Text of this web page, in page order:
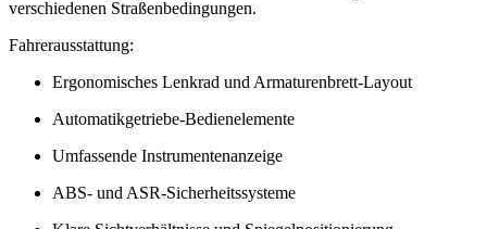
verschiedenen Straßenbedingungen.
Fahrerausstattung:
Ergonomisches Lenkrad und Armaturenbrett-Layout
Automatikgetriebe-Bedienelemente
Umfassende Instrumentenanzeige
ABS- und ASR-Sicherheitssysteme